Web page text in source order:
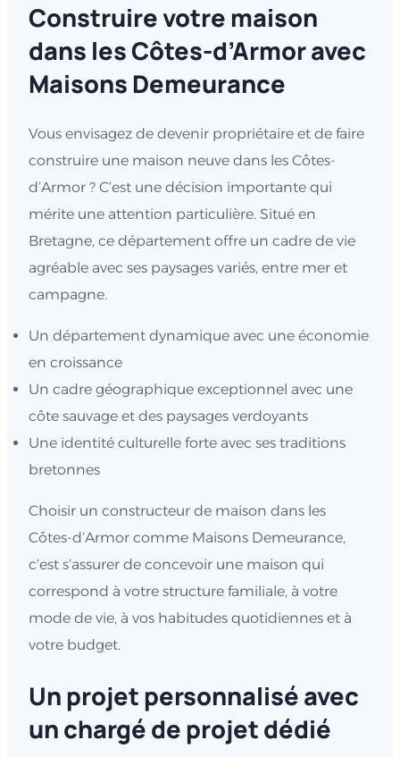
Construire votre maison
dans les Côtes-d’Armor avec
Maisons Demeurance
Vous envisagez de devenir propriétaire et de faire
construire une maison neuve dans les Côtes-
d’Armor ? C’est une décision importante qui
mérite une attention particulière. Situé en
Bretagne, ce département offre un cadre de vie
agréable avec ses paysages variés, entre mer et
campagne.
Un département dynamique avec une économie
en croissance
Un cadre géographique exceptionnel avec une
côte sauvage et des paysages verdoyants
Une identité culturelle forte avec ses traditions
bretonnes
Choisir un constructeur de maison dans les
Côtes-d’Armor comme Maisons Demeurance,
c’est s’assurer de concevoir une maison qui
correspond à votre structure familiale, à votre
mode de vie, à vos habitudes quotidiennes et à
votre budget.
Un projet personnalisé avec
un chargé de projet dédié